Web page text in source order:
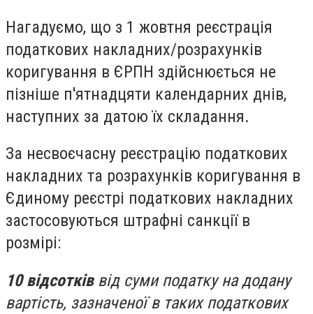
Нагадуємо, що з 1 жовтня реєстрація
податкових накладних/розрахунків
коригування в ЄРПН здійснюється не
пізніше п'ятнадцяти календарних днів,
наступних за датою їх складання.
За несвоєчасну реєстрацію податкових
накладних та розрахунків коригування в
Єдиному реєстрі податкових накладних
застосовуються штрафні санкції в
розмірі:
10 відсотківвід суми податку на додану
вартість, зазначеної в таких податкових